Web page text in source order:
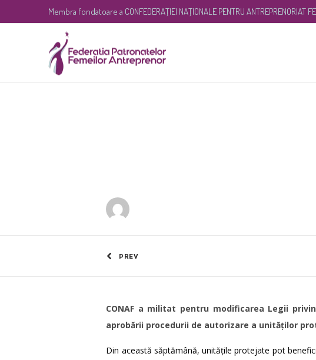
Membra fondatoare a CONFEDERAŢIEI NAŢIONALE PENTRU ANTREPRENORIAT
PREV
CONAF a militat pentru modificarea Legii
aprobării procedurii de autorizare a unităților
Din această săptămână, unitățile protejate pot